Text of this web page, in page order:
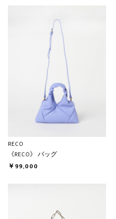
RECO
《RECO》 バッグ
￥99,000